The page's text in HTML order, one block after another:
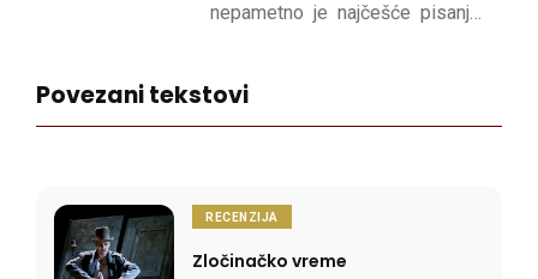
nepametno je najčešće pisanje.
jeftine a dobre ploče, čudak.
Povezani tekstovi
RECENZIJA
Zločinačko vreme